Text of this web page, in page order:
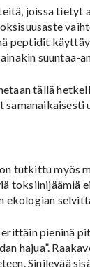
joissa tietyt
peptidit
suuntaa-
tällä
tutkittu myös
toksiinijäämiä
pieninä
hajua”.
Sinilevää